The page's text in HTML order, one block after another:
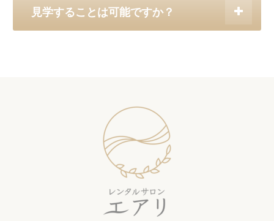
見学することは可能ですか？